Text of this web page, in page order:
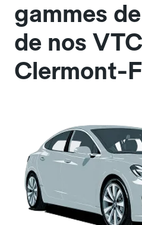
gammes
de nos
Clermont-